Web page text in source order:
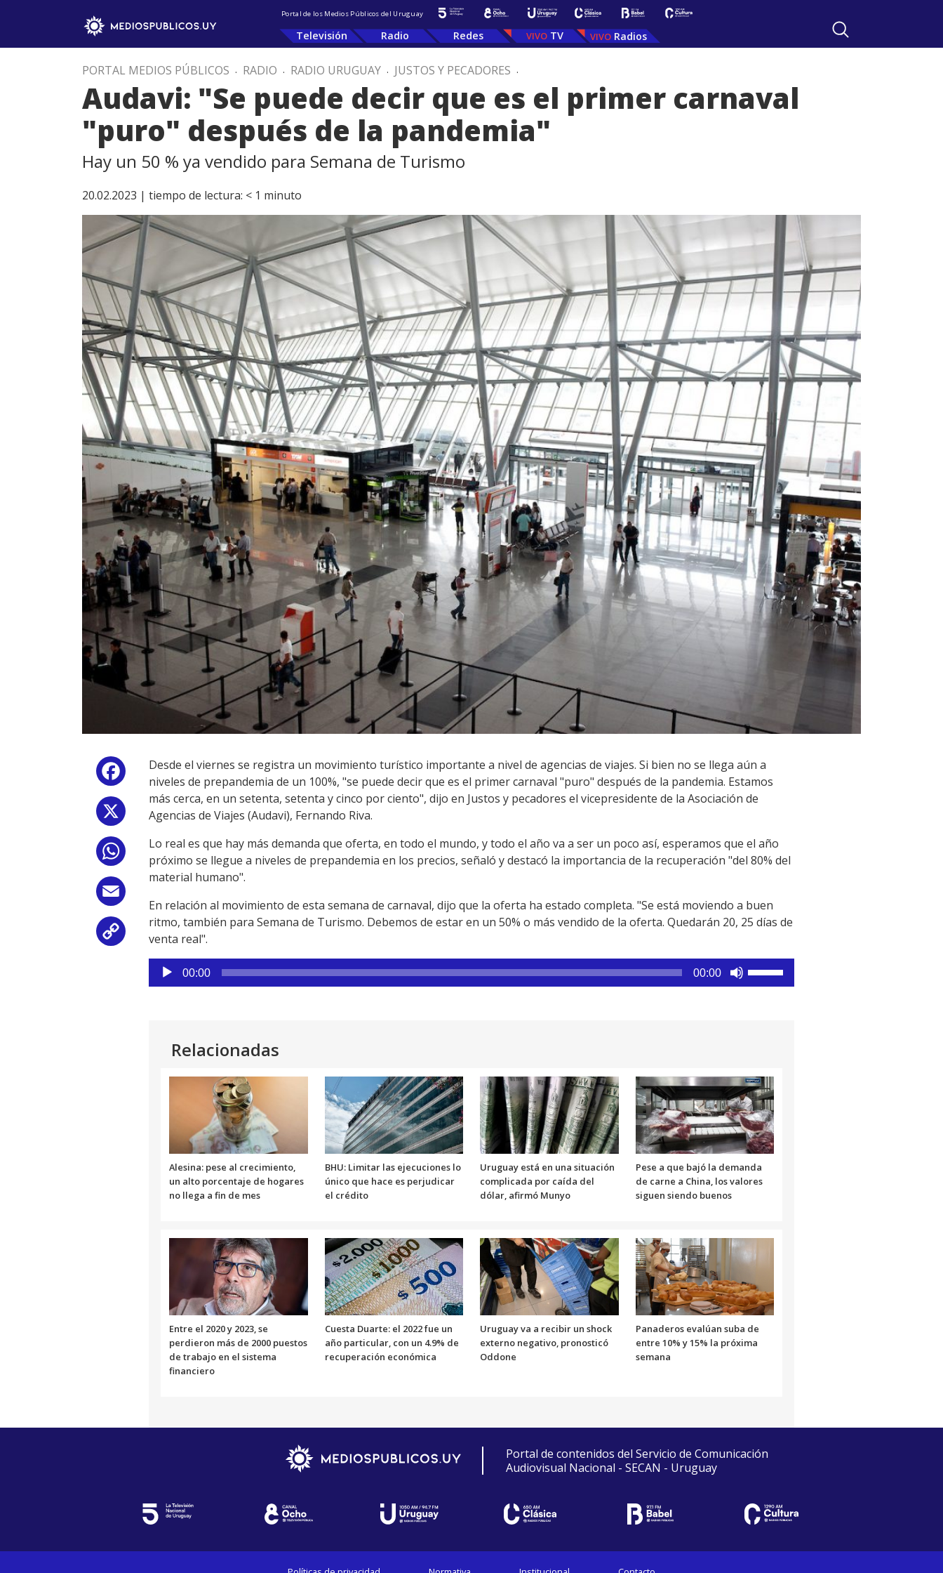
Portal de los Medios Públicos del Uruguay
Televisión Radio Redes TV Radios
PORTAL MEDIOS PÚBLICOS . RADIO . RADIO URUGUAY . JUSTOS Y PECADORES .
Audavi: "Se puede decir que es el primer carnaval
"puro" después de la pandemia"
Hay un 50 % ya vendido para Semana de Turismo
20.02.2023 | tiempo de lectura: < 1 minuto
Facebook
WhatsApp
Copy
Link
Desde el viernes se registra un movimiento turístico importante a nivel de agencias de viajes. Si bien no se llega aún a
niveles de prepandemia de un 100%, "se puede decir que es el primer carnaval "puro" después de la pandemia. Estamos
más cerca, en un setenta, setenta y cinco por ciento", dijo en Justos y pecadores el vicepresidente de la Asociación de
Agencias de Viajes (Audavi), Fernando Riva.
Lo real es que hay más demanda que oferta, en todo el mundo, y todo el año va a ser un poco así, esperamos que el año
próximo se llegue a niveles de prepandemia en los precios, señaló y destacó la importancia de la recuperación "del 80% del
material humano".
En relación al movimiento de esta semana de carnaval, dijo que la oferta ha estado completa. "Se está moviendo a buen
ritmo, también para Semana de Turismo. Debemos de estar en un 50% o más vendido de la oferta. Quedarán 20, 25 días de
venta real".
Reproductor
de
00:00 00:00
aumentar
o
disminuir
el
volumen.
Relacionadas
Alesina: pese al crecimiento,
un alto porcentaje de hogares
no llega a fin de mes
BHU: Limitar las ejecuciones lo
único que hace es perjudicar
el crédito
Uruguay está en una situación
complicada por caída del
dólar, afirmó Munyo
Pese a que bajó la demanda
de carne a China, los valores
siguen siendo buenos
Entre el 2020 y 2023, se
perdieron más de 2000 puestos
de trabajo en el sistema
financiero
Cuesta Duarte: el 2022 fue un
año particular, con un 4.9% de
recuperación económica
Uruguay va a recibir un shock
externo negativo, pronosticó
Oddone
Panaderos evalúan suba de
entre 10% y 15% la próxima
semana
Portal de contenidos del Servicio de Comunicación
Audiovisual Nacional - SECAN - Uruguay